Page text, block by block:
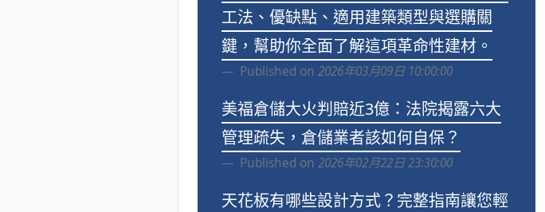
工法、優缺點、適用建築類型與選購關
鍵，幫助你全面了解這項革命性建材。
Published on 2026年03月09日 10:00:00
美福倉儲大火判賠近3億：法院揭露六大
管理疏失，倉儲業者該如何自保？
Published on 2026年02月22日 23:30:00
天花板有哪些設計方式？完整指南讓您輕